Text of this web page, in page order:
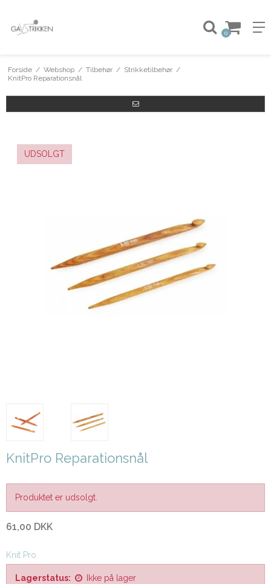
0
Forside / Webshop / Tilbehør / Strikketilbehør /
KnitPro Reparationsnål
UDSOLGT
KnitPro Reparationsnål
Produktet er udsolgt.
61,00 DKK
Knit Pro
Lagerstatus: Ikke på lager